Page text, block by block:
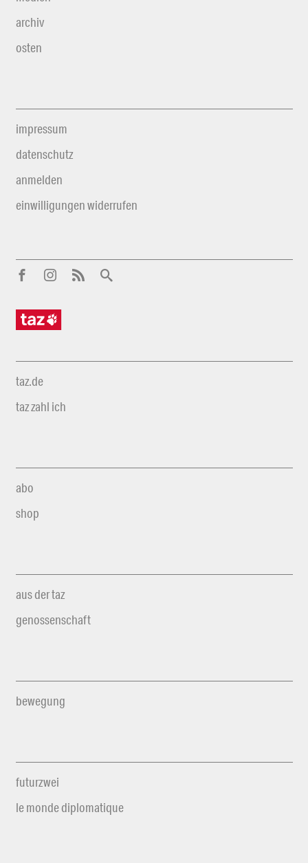
archiv
osten
impressum
datenschutz
anmelden
einwilligungen widerrufen
taz.de
taz zahl ich
abo
shop
aus der taz
genossenschaft
bewegung
futurzwei
le monde diplomatique